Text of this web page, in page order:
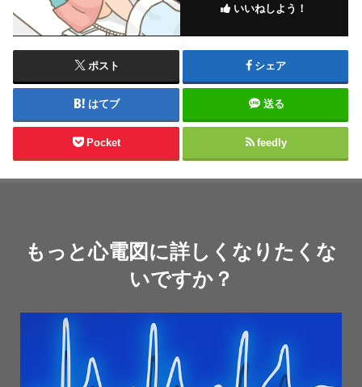
いいねしよう！
ポスト シェア
はてブ 送る
Pocket feedly
もっと心電図に詳しくなりたくな
いですか？